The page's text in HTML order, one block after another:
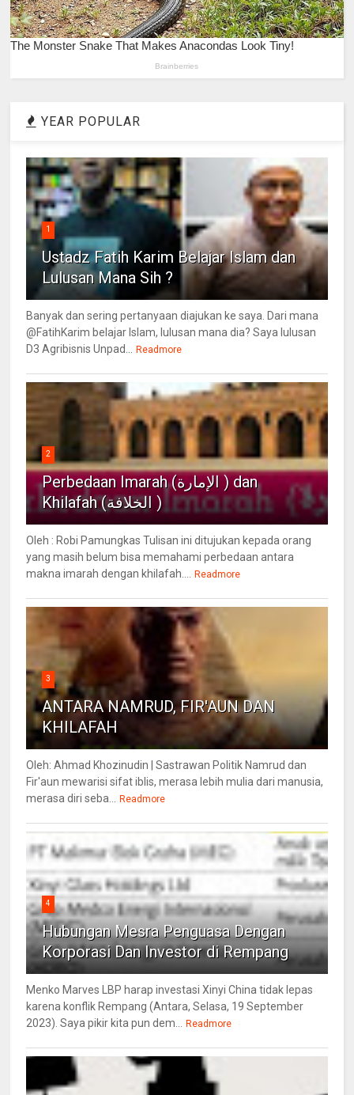
YEAR POPULAR
1
Ustadz Fatih Karim Belajar Islam dan
Lulusan Mana Sih ?
Banyak dan sering pertanyaan diajukan ke saya. Dari mana
@FatihKarim belajar Islam, lulusan mana dia? Saya lulusan
D3 Agribisnis Unpad...
Readmore
2
Perbedaan Imarah (الإمارة ) dan
Khilafah (الخلافة )
Oleh : Robi Pamungkas Tulisan ini ditujukan kepada orang
yang masih belum bisa memahami perbedaan antara
makna imarah dengan khilafah....
Readmore
3
ANTARA NAMRUD, FIR'AUN DAN
KHILAFAH
Oleh: Ahmad Khozinudin | Sastrawan Politik Namrud dan
Fir'aun mewarisi sifat iblis, merasa lebih mulia dari manusia,
merasa diri seba...
Readmore
4
Hubungan Mesra Penguasa Dengan
Korporasi Dan Investor di Rempang
Menko Marves LBP harap investasi Xinyi China tidak lepas
karena konflik Rempang (Antara, Selasa, 19 September
2023). Saya pikir kita pun dem...
Readmore